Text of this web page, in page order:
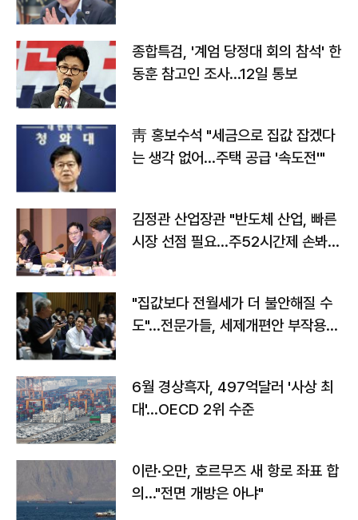
종합특검, '계엄 당정대 회의 참석' 한
동훈 참고인 조사...12일 통보
靑 홍보수석 "세금으로 집값 잡겠다
는 생각 없어…주택 공급 '속도전'"
김정관 산업장관 "반도체 산업, 빠른
시장 선점 필요…주52시간제 손봐
"집값보다 전월세가 더 불안해질 수
도"…전문가들, 세제개편안 부작용
6월 경상흑자, 497억달러 '사상 최
대'…OECD 2위 수준
이란·오만, 호르무즈 새 항로 좌표 합
의…"전면 개방은 아냐"